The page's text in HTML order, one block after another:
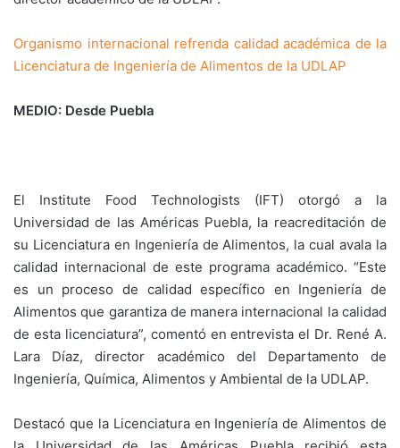
Organismo internacional refrenda calidad académica de la
Licenciatura de Ingeniería de Alimentos de la UDLAP
MEDIO: Desde Puebla
El Institute Food Technologists (IFT) otorgó a la
Universidad de las Américas Puebla, la reacreditación de
su Licenciatura en Ingeniería de Alimentos, la cual avala la
calidad internacional de este programa académico. “Este
es un proceso de calidad específico en Ingeniería de
Alimentos que garantiza de manera internacional la calidad
de esta licenciatura”, comentó en entrevista el Dr. René A.
Lara Díaz, director académico del Departamento de
Ingeniería, Química, Alimentos y Ambiental de la UDLAP.
Destacó que la Licenciatura en Ingeniería de Alimentos de